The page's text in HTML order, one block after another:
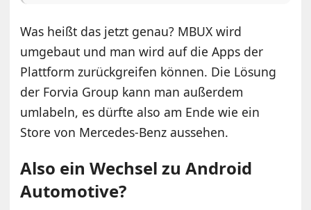
Was heißt das jetzt genau? MBUX wird
umgebaut und man wird auf die Apps der
Plattform zurückgreifen können. Die Lösung
der Forvia Group kann man außerdem
umlabeln, es dürfte also am Ende wie ein
Store von Mercedes-Benz aussehen.
Also ein Wechsel zu Android
Automotive?